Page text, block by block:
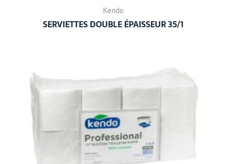
Kendo
SERVIETTES DOUBLE ÉPAISSEUR 35/1